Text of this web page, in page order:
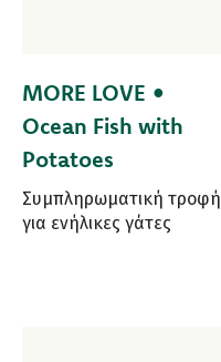
MORE LOVE •
Ocean Fish with
Potatoes
Συμπληρωματική τροφή
για ενήλικες γάτες